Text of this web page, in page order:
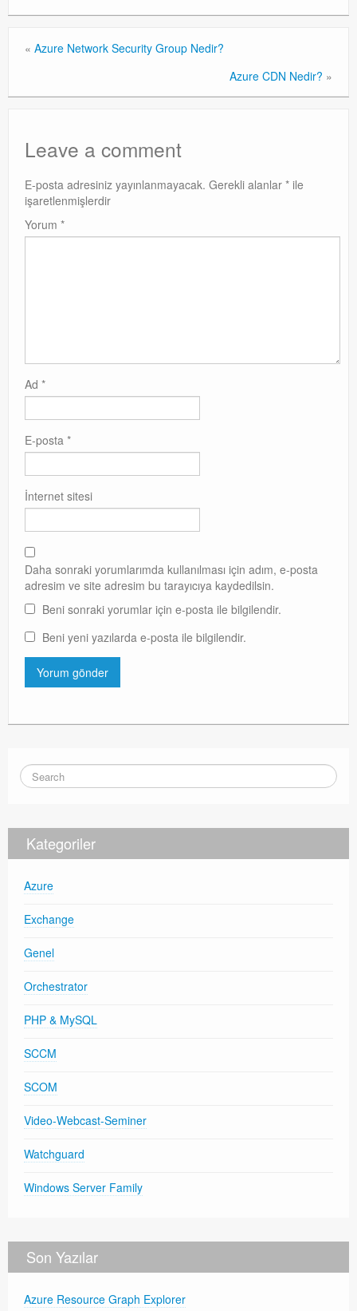
« Azure Network Security Group Nedir?
Azure CDN Nedir? »
Leave a comment
E-posta adresiniz yayınlanmayacak. Gerekli alanlar * ile
işaretlenmişlerdir
Yorum *
Ad *
E-posta *
İnternet sitesi
Daha sonraki yorumlarımda kullanılması için adım, e-posta
adresim ve site adresim bu tarayıcıya kaydedilsin.
Beni sonraki yorumlar için e-posta ile bilgilendir.
Beni yeni yazılarda e-posta ile bilgilendir.
Kategoriler
Azure
Exchange
Genel
Orchestrator
PHP & MySQL
SCCM
SCOM
Video-Webcast-Seminer
Watchguard
Windows Server Family
Son Yazılar
Azure Resource Graph Explorer